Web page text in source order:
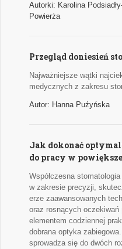
Autorki: Karolina
Powierża
Przegląd doniesień
Najważniejsze wątki
medycznych z zakresu
Autor: Hanna Puźyńska
Jak dokonać
do pracy w
Współczesna
w zakresie precyzji,
erze zaawansowanych
oraz rosnących oczekiwań
elementem codziennej
dobrana optyka
sprowadza się do dwóch